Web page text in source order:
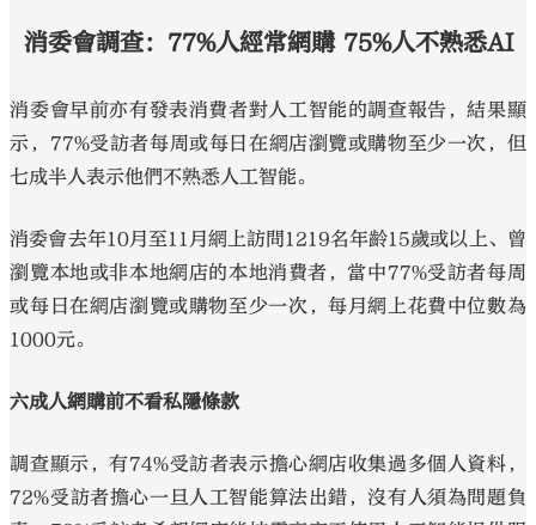
消委會調查：77%人經常網購 75%人不熟悉AI
消委會早前亦有發表消費者對人工智能的調查報告，結果顯
示，77%受訪者每周或每日在網店瀏覽或購物至少一次，但
七成半人表示他們不熟悉人工智能。
消委會去年10月至11月網上訪問1219名年齡15歲或以上、曾
瀏覽本地或非本地網店的本地消費者，當中77%受訪者每周
或每日在網店瀏覽或購物至少一次，每月網上花費中位數為
1000元。
六成人網購前不看私隱條款
調查顯示，有74%受訪者表示擔心網店收集過多個人資料，
72%受訪者擔心一旦人工智能算法出錯，沒有人須為問題負